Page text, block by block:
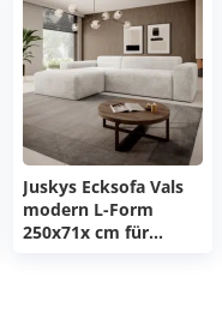
Juskys Ecksofa Vals
modern L-Form
250x71x cm für